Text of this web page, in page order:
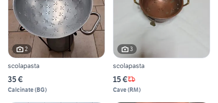
2
scolapasta
35 €
Calcinate(BG)
3
scolapasta
15 €
Cave(RM)